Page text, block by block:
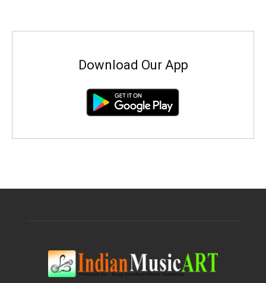
Download Our App